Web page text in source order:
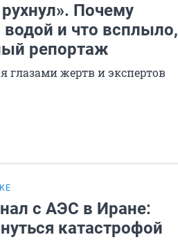
Почему
и что всплыло,
репортаж
глазами жертв и экспертов
с АЭС в Иране:
катастрофой